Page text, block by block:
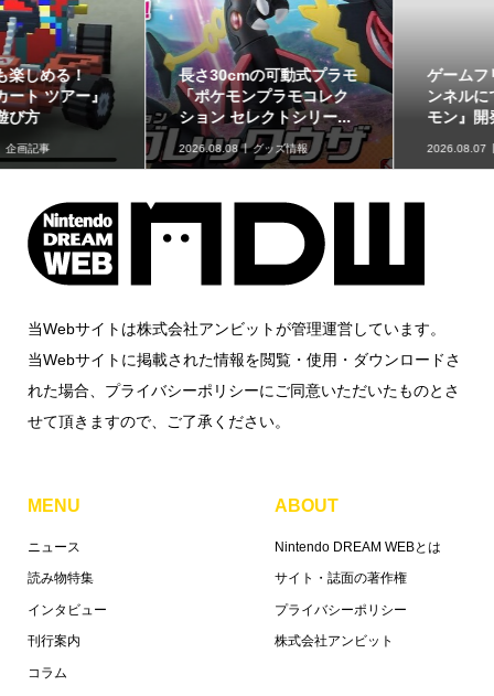
長さ30cmの可動式プラモ
「ポケモンプラモコレク
ション セレクトシリー...
2026.08.08 グッズ情報
ゲームフリーク公式チャ
ンネルにて『ぽこ あ ポケ
モン』開発エピソード...
2026.08.07 ニュース
当Webサイトは株式会社アンビットが管理運営しています。
当Webサイトに掲載された情報を閲覧・使用・ダウンロードさ
れた場合、プライバシーポリシーにご同意いただいたものとさ
せて頂きますので、ご了承ください。
MENU
ニュース
読み物特集
インタビュー
刊行案内
コラム
ABOUT
Nintendo DREAM WEBとは
サイト・誌面の著作権
プライバシーポリシー
株式会社アンビット